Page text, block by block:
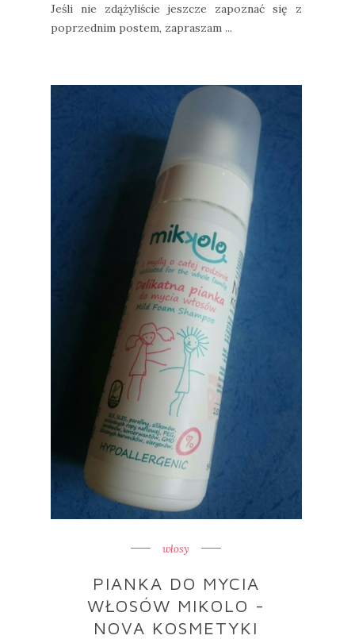
Jeśli nie zdążyliście jeszcze zapoznać się z
poprzednim postem, zapraszam ...
włosy
PIANKA DO MYCIA
WŁOSÓW MIKOLO -
NOVA KOSMETYKI